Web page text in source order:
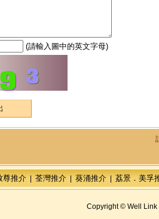
(請輸入圖中的英文字母)
尊推介| 荃灣推介| 葵涌推介| 荔景．美孚
Copyright © Well Link